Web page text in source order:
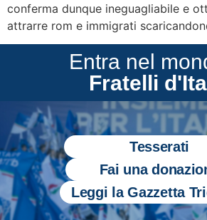
conferma dunque ineguagliabile e
attrarre rom e immigrati
Entra nel
Fratelli
Tesserati
Fai una
Leggi la Gazzetta